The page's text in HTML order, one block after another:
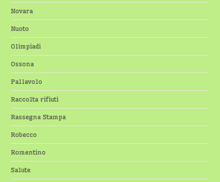
Novara
Nuoto
Olimpiadi
Ossona
Pallavolo
Raccolta rifiuti
Rassegna Stampa
Robecco
Romentino
Salute